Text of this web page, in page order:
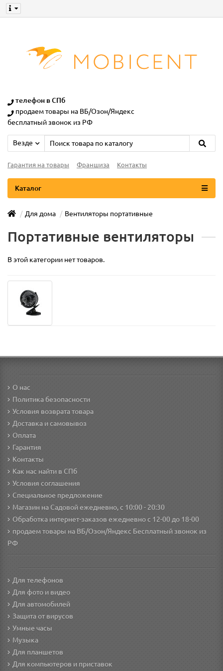
телефон в СПб
продаем товары на ВБ/Озон/Яндекс
бесплатный звонок из РФ
Везде
Гарантия на товары Франшиза Контакты
Каталог
Для дома Вентиляторы портативные
Портативные вентиляторы
В этой категории нет товаров.
О нас
Политика безопасности
Условия возврата товара
Доставка и самовывоз
Оплата
Гарантия
Контакты
Как нас найти в СПб
Условия соглашения
Специальное предложение
Магазин на Садовой ежедневно, с 10:00 - 20:30
Обработка интернет-заказов ежедневно с 12-00 до 18-00
продаем товары на ВБ/Озон/Яндекс Бесплатный звонок из
РФ
Для телефонов
Для фото и видео
Для автомобилей
Защита от вирусов
Умные часы
Музыка
Для планшетов
Для компьютеров и приставок